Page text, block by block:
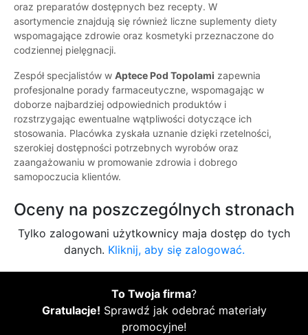
oraz preparatów dostępnych bez recepty. W
asortymencie znajdują się również liczne suplementy diety
wspomagające zdrowie oraz kosmetyki przeznaczone do
codziennej pielęgnacji.
Zespół specjalistów w Aptece Pod Topolami zapewnia
profesjonalne porady farmaceutyczne, wspomagając w
doborze najbardziej odpowiednich produktów i
rozstrzygając ewentualne wątpliwości dotyczące ich
stosowania. Placówka zyskała uznanie dzięki rzetelności,
szerokiej dostępności potrzebnych wyrobów oraz
zaangażowaniu w promowanie zdrowia i dobrego
samopoczucia klientów.
Oceny na poszczególnych stronach
Tylko zalogowani użytkownicy maja dostęp do tych
danych. Kliknij, aby się zalogować.
To Twoja firma?
Gratulacje! Sprawdź jak odebrać materiały
promocyjne!